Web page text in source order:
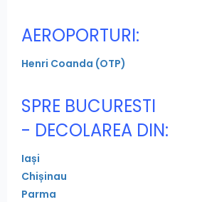
AEROPORTURI:
Henri Coanda (OTP)
SPRE BUCURESTI
- DECOLAREA DIN:
Iași
Chișinau
Parma